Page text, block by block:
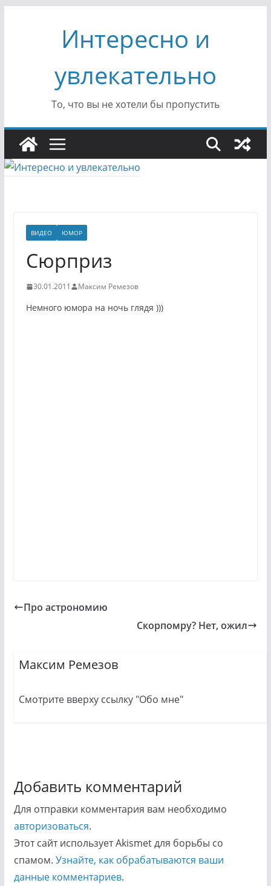
содержимомуИнтересно и
увлекательно
То, что вы не хотели бы пропустить
ВИДЕО ЮМОР
Сюрприз
30.01.2011 Максим Ремезов
Немного юмора на ночь глядя )))
Про астрономию
Скорпомру? Нет, ожил
Максим Ремезов
Смотрите вверху ссылку "Обо мне"
Добавить комментарий
Для отправки комментария вам необходимо
авторизоваться.
Этот сайт использует Akismet для борьбы со
спамом. Узнайте, как обрабатываются ваши
данные комментариев.